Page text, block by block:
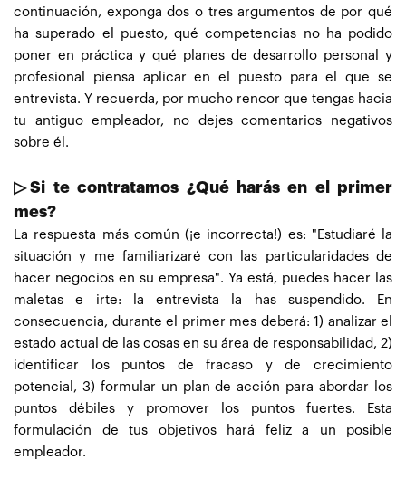
continuación, exponga dos o tres argumentos de por qué
ha superado el puesto, qué competencias no ha podido
poner en práctica y qué planes de desarrollo personal y
profesional piensa aplicar en el puesto para el que se
entrevista. Y recuerda, por mucho rencor que tengas hacia
tu antiguo empleador, no dejes comentarios negativos
sobre él.
▷Si te contratamos ¿Qué harás en el primer
mes?
La respuesta más común (¡e incorrecta!) es: "Estudiaré la
situación y me familiarizaré con las particularidades de
hacer negocios en su empresa". Ya está, puedes hacer las
maletas e irte: la entrevista la has suspendido. En
consecuencia, durante el primer mes deberá: 1) analizar el
estado actual de las cosas en su área de responsabilidad, 2)
identificar los puntos de fracaso y de crecimiento
potencial, 3) formular un plan de acción para abordar los
puntos débiles y promover los puntos fuertes. Esta
formulación de tus objetivos hará feliz a un posible
empleador.